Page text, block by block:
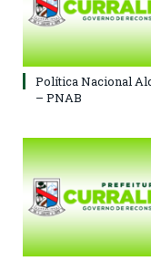
Política Nacional
– PNAB